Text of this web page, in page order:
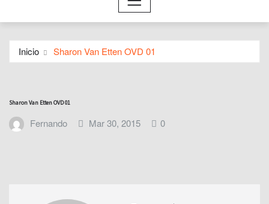
Inicio Sharon Van Etten OVD 01
Sharon Van Etten OVD 01
Fernando Mar 30, 2015 0